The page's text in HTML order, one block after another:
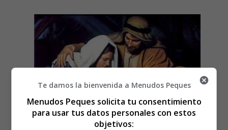
Te damos la bienvenida a Menudos Peques
Menudos Peques solicita tu consentimiento
para usar tus datos personales con estos
objetivos: